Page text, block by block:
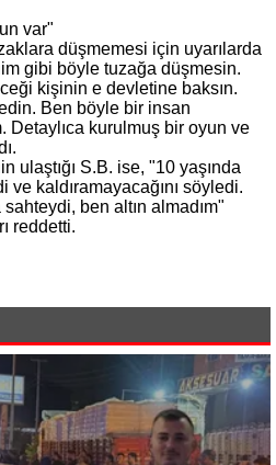
var"
düşmemesi için uyarılarda
gibi böyle tuzağa düşmesin.
kişinin e devletine baksın.
Ben böyle bir insan
Detaylıca kurulmuş bir oyun ve
ulaştığı S.B. ise, "10 yaşında
kaldıramayacağını söyledi.
ben altın almadım"
reddetti.